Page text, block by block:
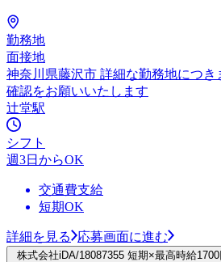
勤務地
面接地
神奈川県藤沢市 詳細な勤務地につ
確認をお願いいたします
辻堂駅
シフト
週3日からOK
交通費支給
短期OK
詳細を見る 応募画面に進む
株式会社iDA/18087355 短期×最高時給